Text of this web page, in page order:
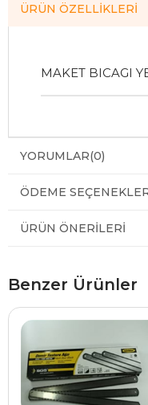
ÜRÜN ÖZELLIKLERI
MAKET BICAGI
YORUMLAR(0)
ÖDEME
ÜRÜN ÖNERILERI
Benzer Ürünler